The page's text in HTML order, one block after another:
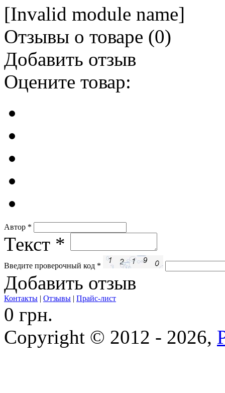
[Invalid module name]
Отзывы о товаре (0)
Добавить отзыв
Оцените товар:
Автор *
Текст *
Введите проверочный код *
Добавить отзыв
Контакты | Отзывы | Прайс-лист
0 грн.
Copyright © 2012 - 2026,